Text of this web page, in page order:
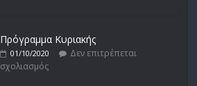
Πρόγραμμα Κυριακής
01/10/2020
Δεν επιτρέπεται
σχολιασμός